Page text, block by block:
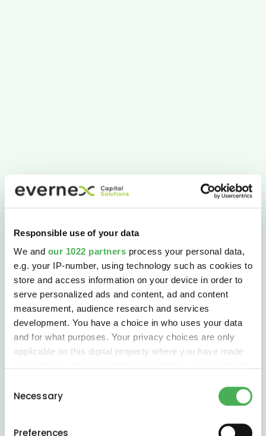
Responsible use of your data
We and our 1022 partners process your personal data,
e.g. your IP-number, using technology such as cookies to
store and access information on your device in order to
serve personalized ads and content, ad and content
measurement, audience research and services
development. You have a choice in who uses your data
and for what purposes. Your privacy choices are only
applicable on this digital property where you have made
the Privacy trigger icon.
Selection
Necessary
Preferences